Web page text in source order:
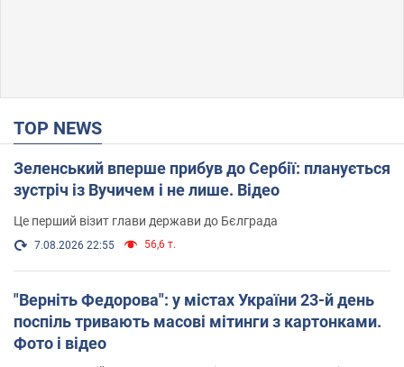
TOP NEWS
Зеленський вперше прибув до Сербії: планується
зустріч із Вучичем і не лише. Відео
Це перший візит глави держави до Бєлграда
7.08.2026 22:55 56,6 т.
"Верніть Федорова": у містах України 23-й день
поспіль тривають масові мітинги з картонками.
Фото і відео